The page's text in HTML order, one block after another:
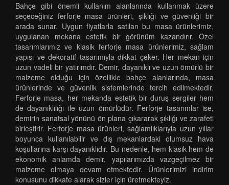
Bahçe gibi önemli kullanım alanlarında kullanmak üzere
seçeceğiniz ferforje masa ürünleri, şıklığı ve güvenliği bir
arada sunar. Uygun fiyatlarla satılan bu masa ürünlerimiz,
uygulanan mekana estetik bir görünüm kazandırır. Özel
tasarımlarımız ve klasik ferforje masa ürünlerimiz, sağlam
yapısı ve dekoratif tasarımıyla dikkat çeker. Her mekan için
uzun vadeli bir yatırımdır. Demir, dayanıklı ve uzun ömürlü bir
malzeme olduğu için özellikle bahçe alanlarında, masa
ürünlerinde ve güvenlik sistemlerinde tercih edilmektedir.
Ferforje masa, her mekanda estetik bir duruş sergiler hem
de dayanıklılığı ile uzun ömürlüdür. Ferforje tasarımlar ise,
demirin sanatsal yönünü ön plana çıkararak şıklığı ve zarafeti
birleştirir. Ferforje masa ürünleri, sağlamlıklarıyla uzun yıllar
boyunca kullanılabilir ve dış mekanlardaki olumsuz hava
koşullarına karşı dayanıklıdır. Bu nedenle, hem klasik hem de
ekonomik anlamda demir, yapılarımızda vazgeçilmez bir
malzeme olmaya devam etmektedir. Ürünlerimizi indirim
konusunu dikkate alarak sizler için üretmekteyiz.